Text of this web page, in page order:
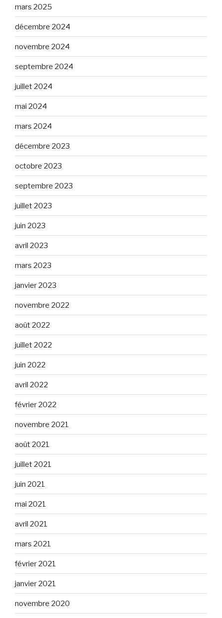
mars 2025
décembre 2024
novembre 2024
septembre 2024
juillet 2024
mai 2024
mars 2024
décembre 2023
octobre 2023
septembre 2023
juillet 2023
juin 2023
avril 2023
mars 2023
janvier 2023
novembre 2022
août 2022
juillet 2022
juin 2022
avril 2022
février 2022
novembre 2021
août 2021
juillet 2021
juin 2021
mai 2021
avril 2021
mars 2021
février 2021
janvier 2021
novembre 2020